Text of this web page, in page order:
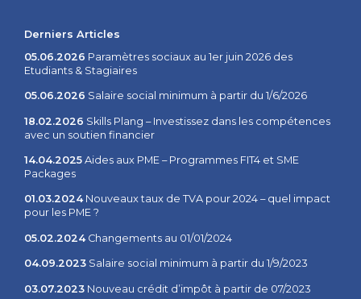
Derniers Articles
05.06.2026 Paramètres sociaux au 1er juin 2026 des
Etudiants & Stagiaires
05.06.2026 Salaire social minimum à partir du 1/6/2026
18.02.2026 Skills Plang – Investissez dans les compétences
avec un soutien financier
14.04.2025Aides aux PME – Programmes FIT4 et SME
Packages
01.03.2024Nouveaux taux de TVA pour 2024 – quel impact
pour les PME ?
05.02.2024Changements au 01/01/2024
04.09.2023Salaire social minimum à partir du 1/9/2023
03.07.2023Nouveau crédit d’impôt à partir de 07/2023